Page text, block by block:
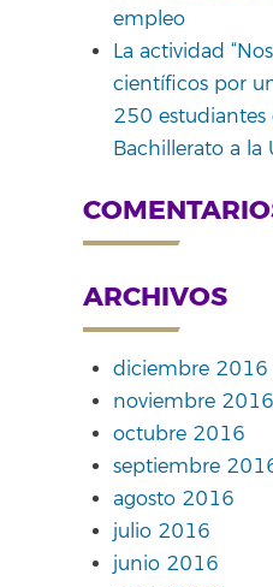
empleo
La actividad
científicos por
250 estudiantes
Bachillerato a la
ARCHIVOS
diciembre 2016
noviembre 2016
octubre 2016
septiembre
agosto 2016
julio 2016
junio 2016